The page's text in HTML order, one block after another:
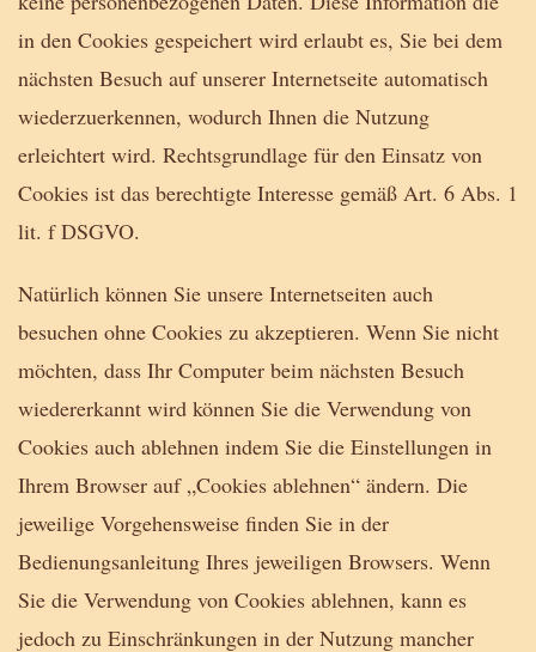
in den Cookies gespeichert wird erlaubt es, Sie bei dem
nächsten Besuch auf unserer Internetseite automatisch
wiederzuerkennen, wodurch Ihnen die Nutzung
erleichtert wird. Rechtsgrundlage für den Einsatz von
Cookies ist das berechtigte Interesse gemäß Art. 6 Abs. 1
lit. f DSGVO.
Natürlich können Sie unsere Internetseiten auch
besuchen ohne Cookies zu akzeptieren. Wenn Sie nicht
möchten, dass Ihr Computer beim nächsten Besuch
wiedererkannt wird können Sie die Verwendung von
Cookies auch ablehnen indem Sie die Einstellungen in
Ihrem Browser auf „Cookies ablehnen“ ändern. Die
jeweilige Vorgehensweise finden Sie in der
Bedienungsanleitung Ihres jeweiligen Browsers. Wenn
Sie die Verwendung von Cookies ablehnen, kann es
jedoch zu Einschränkungen in der Nutzung mancher